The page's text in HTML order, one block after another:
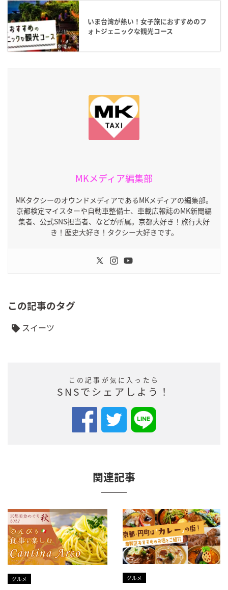
いま台湾が熱い！女子旅におすすめのフ
ォトジェニックな観光コース
MKメディア編集部
MKタクシーのオウンドメディアであるMKメディアの編集部。
京都検定マイスターや自動車整備士、車載広報誌のMK新聞編
集者、公式SNS担当者、などが所属。京都大好き！旅行大好
き！歴史大好き！タクシー大好きです。
この記事のタグ
スイーツ
この記事が気に入ったら
SNSでシェアしよう！
関連記事
グルメ グルメ